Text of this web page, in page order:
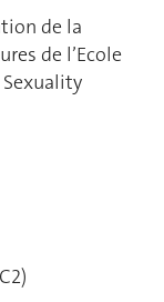
de la
de l’Ecole